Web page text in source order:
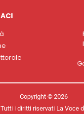
Copyright © 2026
i diritti riservati La Voce